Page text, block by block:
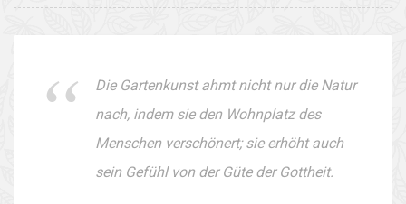
Die Gartenkunst ahmt nicht nur die Natur
nach, indem sie den Wohnplatz des
Menschen verschönert; sie erhöht auch
sein Gefühl von der Güte der Gottheit.